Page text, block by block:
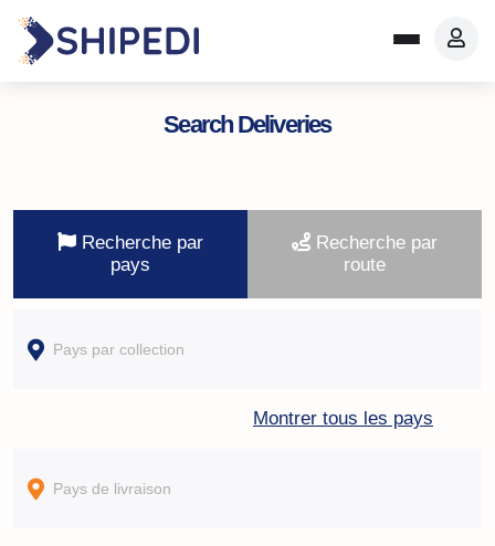
Search Deliveries
pays
route
Montrer tous les pays